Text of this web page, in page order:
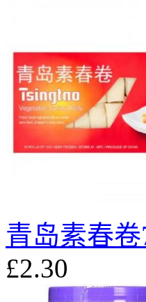
青岛素春卷
£2.30